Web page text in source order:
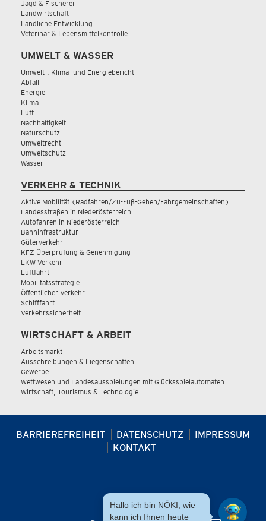
Jagd & Fischerei
Landwirtschaft
Ländliche Entwicklung
Veterinär & Lebensmittelkontrolle
UMWELT & WASSER
Umwelt-, Klima- und Energiebericht
Abfall
Energie
Klima
Luft
Nachhaltigkeit
Naturschutz
Umweltrecht
Umweltschutz
Wasser
VERKEHR & TECHNIK
Aktive Mobilität (Radfahren/Zu-Fuß-Gehen/Fahrgemeinschaften)
Landesstraßen in Niederösterreich
Autofahren in Niederösterreich
Bahninfrastruktur
Güterverkehr
KFZ-Überprüfung & Genehmigung
LKW Verkehr
Luftfahrt
Mobilitätsstrategie
Öffentlicher Verkehr
Schifffahrt
Verkehrssicherheit
WIRTSCHAFT & ARBEIT
Arbeitsmarkt
Ausschreibungen & Liegenschaften
Gewerbe
Wettwesen und Landesausspielungen mit Glücksspielautomaten
Wirtschaft, Tourismus & Technologie
BARRIEREFREIHEIT DATENSCHUTZ
IMPRESSUM
KONTAKT
Hallo ich bin NÖKI, wie
kann ich Ihnen heute